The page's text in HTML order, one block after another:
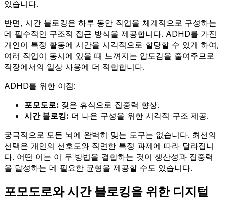
있습니다.
반면, 시간 블로킹은 하루 동안 작업을 체계적으로 구성하는
데 필수적인 구조적 접근 방식을 제공합니다. ADHD를 가진
개인이 특정 활동에 시간을 시각적으로 할당할 수 있게 하여,
여러 작업이 동시에 있을 때 느껴지는 압도감을 줄여주므로
직장에서의 일상 사용에 더 적합합니다.
ADHD를 위한 이점:
포모도로: 잦은 휴식으로 집중력 향상.
시간 블로킹: 더 나은 구성을 위한 시각적 구조 제공.
궁극적으로 모든 뇌에 완벽히 맞는 도구는 없습니다. 최선의
선택은 개인의 선호도와 직면한 특정 과제에 따라 달라집니
다. 어떤 이는 이 두 방법을 결합하는 것이 생산성과 집중력
을 달성하는 데 필요한 균형을 제공할 수도 있습니다.
포모도로와 시간 블로킹을 위한 디지털